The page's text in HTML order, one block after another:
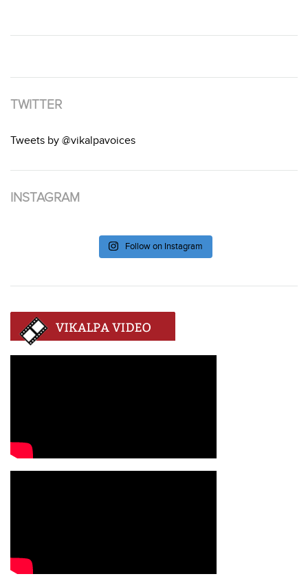
TWITTER
Tweets by @vikalpavoices
INSTAGRAM
Follow on Instagram